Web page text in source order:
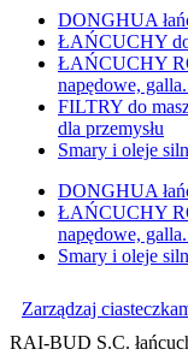
DONGHUA
ŁAŃCUCHY
ŁAŃCUCHY
napędowe,
FILTRY do
dla przemysłu
Smary i oleje
DONGHUA
ŁAŃCUCHY
napędowe,
Smary i oleje
Zarządzaj
RAI-BUD S.C.